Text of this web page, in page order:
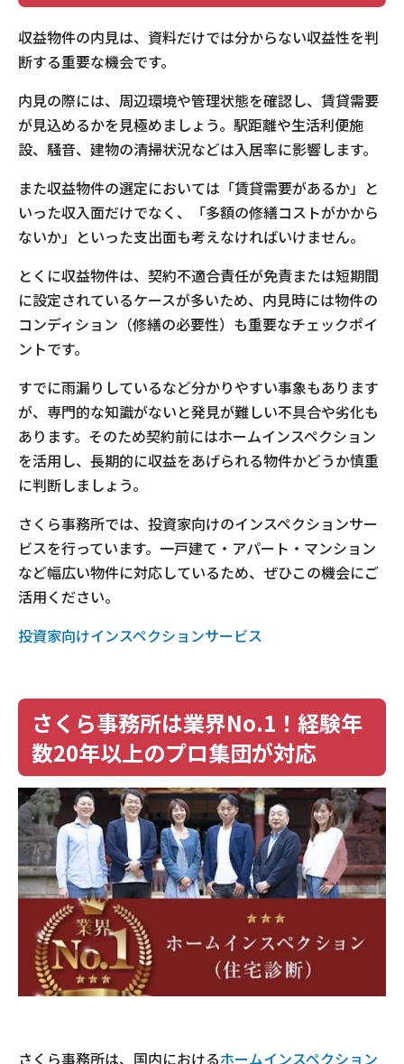
収益物件の内見は、資料だけでは分からない収益性を判
断する重要な機会です。
内見の際には、周辺環境や管理状態を確認し、賃貸需要
が見込めるかを見極めましょう。駅距離や生活利便施
設、騒音、建物の清掃状況などは入居率に影響します。
また収益物件の選定においては「賃貸需要があるか」と
いった収入面だけでなく、「多額の修繕コストがかから
ないか」といった支出面も考えなければいけません。
とくに収益物件は、契約不適合責任が免責または短期間
に設定されているケースが多いため、内見時には物件の
コンディション（修繕の必要性）も重要なチェックポイ
ントです。
すでに雨漏りしているなど分かりやすい事象もあります
が、専門的な知識がないと発見が難しい不具合や劣化も
あります。そのため契約前にはホームインスペクション
を活用し、長期的に収益をあげられる物件かどうか慎重
に判断しましょう。
さくら事務所では、投資家向けのインスペクションサー
ビスを行っています。一戸建て・アパート・マンション
など幅広い物件に対応しているため、ぜひこの機会にご
活用ください。
投資家向けインスペクションサービス
さくら事務所は業界No.1！経験年
数20年以上のプロ集団が対応
さくら事務所は、国内におけるホームインスペクション